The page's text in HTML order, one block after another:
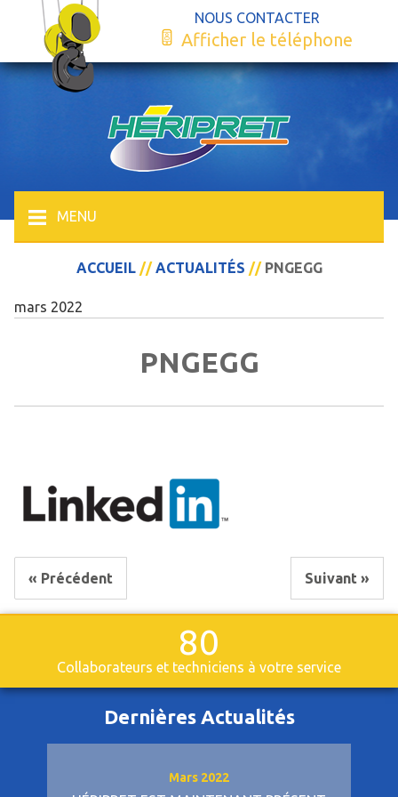
NOUS CONTACTER
Afficher le téléphone
MENU
ACCUEIL//ACTUALITÉS // PNGEGG
mars 2022
PNGEGG
« Précédent Suivant »
80
Collaborateurs et techniciens à votre service
Dernières Actualités
Mars 2022